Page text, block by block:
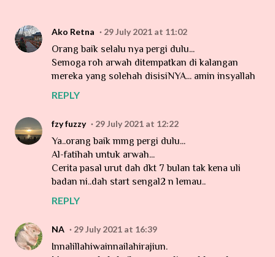
Ako Retna 29 July 2021 at 11:02
Orang baik selalu nya pergi dulu...
Semoga roh arwah ditempatkan di kalangan
mereka yang solehah disisiNYA... amin insyallah
REPLY
fzy fuzzy 29 July 2021 at 12:22
Ya..orang baik mmg pergi dulu...
Al-fatihah untuk arwah...
Cerita pasal urut dah dkt 7 bulan tak kena uli
badan ni..dah start sengal2 n lemau..
REPLY
NA 29 July 2021 at 16:39
Innalillahiwainnailahirajiun.